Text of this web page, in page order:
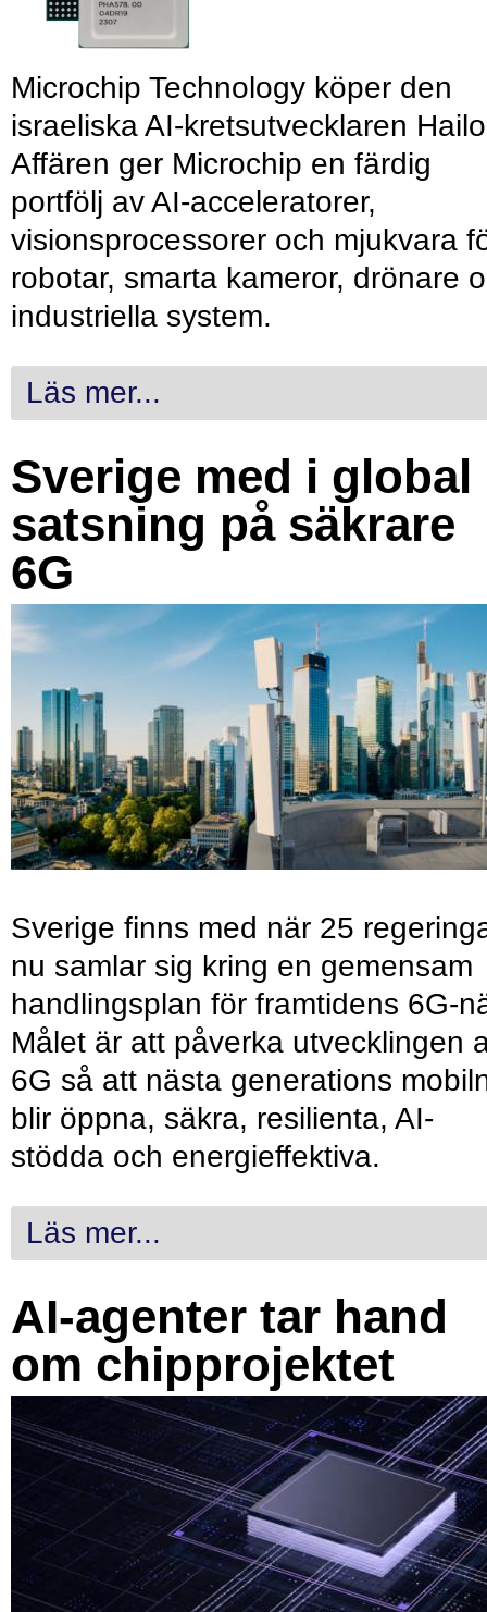
Microchip Technology köper den
israeliska AI-kretsutvecklaren
Affären ger Microchip en färdig
portfölj av AI-acceleratorer,
visionsprocessorer och mjukvara
robotar, smarta kameror, drönare
industriella system.
Läs mer...
Sverige med i global
satsning på säkrare
6G
Sverige finns med när 25
nu samlar sig kring en gemensam
handlingsplan för framtidens 6G-
Målet är att påverka utvecklingen
6G så att nästa generations
blir öppna, säkra, resilienta, AI-
stödda och energieffektiva.
Läs mer...
AI-agenter tar hand
om chipprojektet